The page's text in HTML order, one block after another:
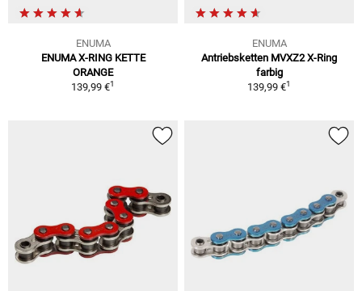
ENUMA
ENUMA X-RING KETTE
ORANGE
139,99 €1
ENUMA
Antriebsketten MVXZ2 X-Ring
farbig
139,99 €1